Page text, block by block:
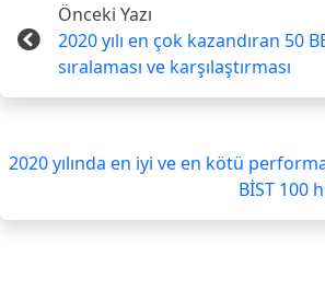
Önceki Yazı
2020 yılı en çok kazandıran 50
sıralaması ve karşılaştırması
2020 yılında en iyi ve en kötü
BİST 100